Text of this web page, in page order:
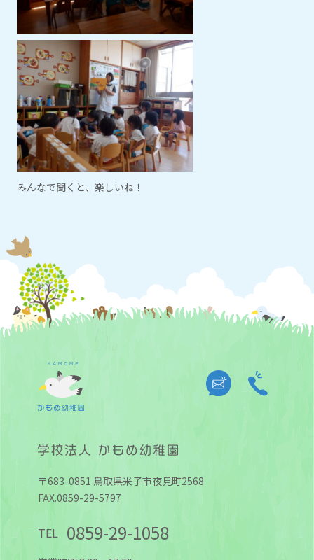
みんなで聞くと、楽しいね！
〒683-0851 鳥取県米子市夜見町2568
FAX.0859-29-5797
TEL 0859-29-1058